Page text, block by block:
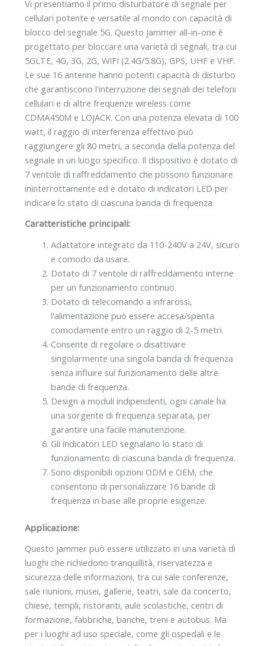
Vi presentiamo il primo disturbatore di segnale per
cellulari potente e versatile al mondo con capacità di
blocco del segnale 5G. Questo jammer all-in-one è
progettato per bloccare una varietà di segnali, tra cui
5GLTE, 4G, 3G, 2G, WIFI (2.4G/5.8G), GPS, UHF e VHF.
Le sue 16 antenne hanno potenti capacità di disturbo
che garantiscono l'interruzione dei segnali dei telefoni
cellulari e di altre frequenze wireless come
CDMA450M e LOJACK. Con una potenza elevata di 100
watt, il raggio di interferenza effettivo può
raggiungere gli 80 metri, a seconda della potenza del
segnale in un luogo specifico. Il dispositivo è dotato di
7 ventole di raffreddamento che possono funzionare
ininterrottamente ed è dotato di indicatori LED per
indicare lo stato di ciascuna banda di frequenza.
Caratteristiche principali:
Adattatore integrato da 110-240V a 24V, sicuro
e comodo da usare.
Dotato di 7 ventole di raffreddamento interne
per un funzionamento continuo.
Dotato di telecomando a infrarossi,
l'alimentazione può essere accesa/spenta
comodamente entro un raggio di 2-5 metri.
Consente di regolare o disattivare
singolarmente una singola banda di frequenza
senza influire sul funzionamento delle altre
bande di frequenza.
Design a moduli indipendenti, ogni canale ha
una sorgente di frequenza separata, per
garantire una facile manutenzione.
Gli indicatori LED segnalano lo stato di
funzionamento di ciascuna banda di frequenza.
Sono disponibili opzioni ODM e OEM, che
consentono di personalizzare 16 bande di
frequenza in base alle proprie esigenze.
Applicazione:
Questo jammer può essere utilizzato in una varietà di
luoghi che richiedono tranquillità, riservatezza e
sicurezza delle informazioni, tra cui sale conferenze,
sale riunioni, musei, gallerie, teatri, sale da concerto,
chiese, templi, ristoranti, aule scolastiche, centri di
formazione, fabbriche, banche, treni e autobus. Ma
per i luoghi ad uso speciale, come gli ospedali e le